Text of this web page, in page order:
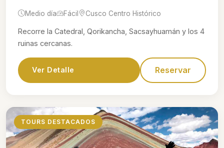
Medio día Fácil Cusco Centro Histórico
Recorre la Catedral, Qorikancha, Sacsayhuamán y los 4
ruinas cercanas.
Ver Detalle Reservar
TOURS DESTACADOS